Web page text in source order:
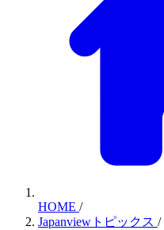
HOME /
Japanviewトピックス /